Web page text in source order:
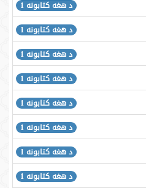
د هغه کتابونه 1
د هغه کتابونه 1
د هغه کتابونه 1
د هغه کتابونه 1
د هغه کتابونه 1
د هغه کتابونه 1
د هغه کتابونه 1
د هغه کتابونه 1